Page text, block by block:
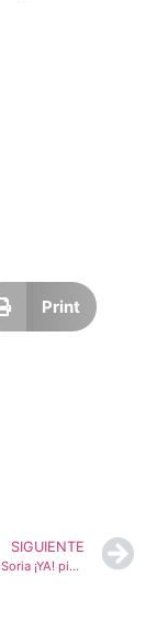
Print
SIGUIENTE
Teruel Existe y Soria ¡YA! piden una reunión a la Ministra de Hacienda para conocer el calendario concreto de su implantación